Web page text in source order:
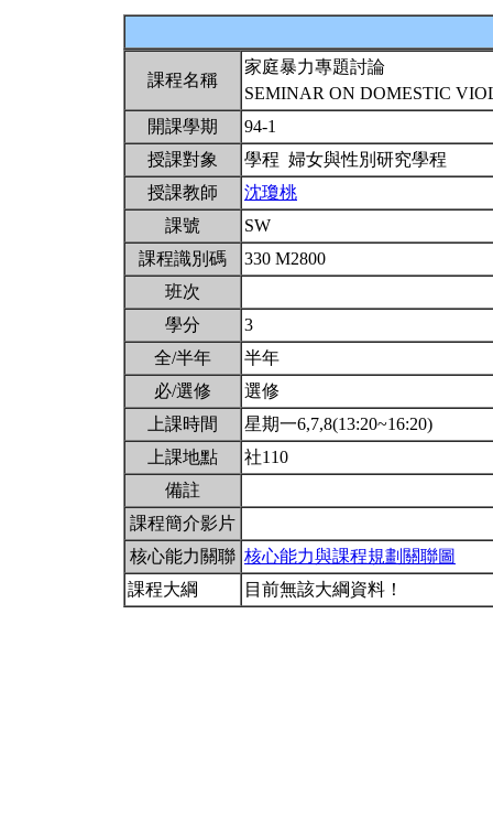
課程名稱
家庭暴力專題討論
SEMINAR ON DOMESTIC
開課學期
94-1
授課對象
學程 婦女與性別研究學程
授課教師
沈瓊桃
課號
SW
課程識別碼
330 M2800
班次
學分
3
全/半年
半年
必/選修
選修
上課時間
星期一6,7,8(13:20~16:20)
上課地點
社110
備註
課程簡介影片
核心能力關聯 核心能力與課程規劃關聯圖
課程大綱
目前無該大綱資料！